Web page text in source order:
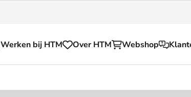
Werken bij HTM Over HTM Webshop